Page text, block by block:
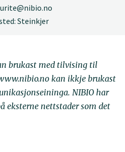
Steinkjer
brukast med tilvising til
kan ikkje brukast
NIBIO har
eksterne nettstader som det